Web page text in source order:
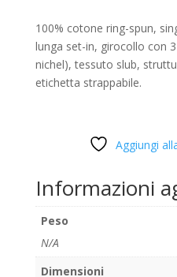
100% cotone ring-spun,
lunga set-in, girocollo con
nichel), tessuto slub,
etichetta strappabile.
Aggiungi
Informazioni
Peso
N/A
Dimensioni